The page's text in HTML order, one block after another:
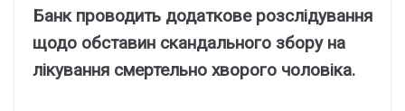
Банк проводить додаткове розслідування
щодо обставин скандального збору на
лікування смертельно хворого чоловіка.